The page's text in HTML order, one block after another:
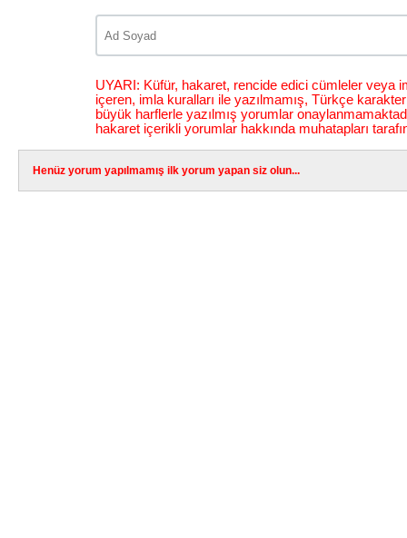
UYARI: Küfür, hakaret, rencide edici cümleler veya
içeren, imla kuralları ile yazılmamış, Türkçe
büyük harflerle yazılmış yorumlar
hakaret içerikli yorumlar hakkında muhatapları
Henüz yorum yapılmamış ilk yorum yapan siz olun...